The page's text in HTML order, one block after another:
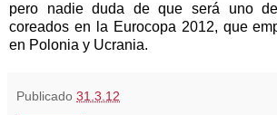
pero nadie duda de que será uno
coreados en la Eurocopa 2012, que
en Polonia y Ucrania.
Publicado 31.3.12